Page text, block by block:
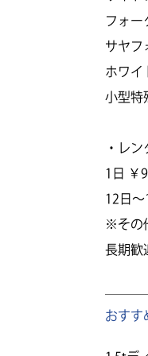
フォー
サヤフ
ホワイ
小型特
・レ
1日 ￥
12日～
※その
長期歓
おすす